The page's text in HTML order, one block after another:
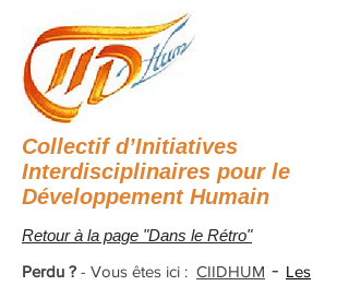
Collectif d’Initiatives
Interdisciplinaires pour le
Développement Humain
Retour à la page "Dans le Rétro"
Perdu ? - Vous êtes ici : CIIDHUM - Les